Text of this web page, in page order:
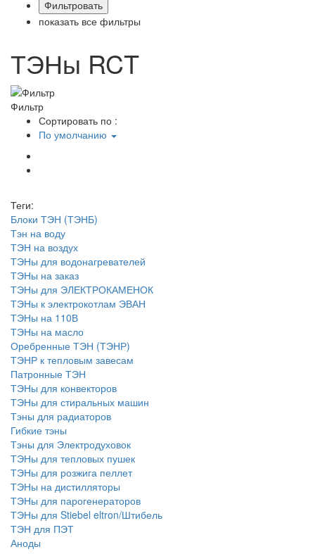
показать все фильтры
ТЭНы RCT
Фильтр
Сортировать по :
По умолчанию
Теги:
Блоки ТЭН (ТЭНБ)
Тэн на воду
ТЭН на воздух
ТЭНы для водонагревателей
ТЭНы на заказ
ТЭНы для ЭЛЕКТРОКАМЕНОК
ТЭНы к электрокотлам ЭВАН
ТЭНы на 110В
ТЭНы на масло
Оребренные ТЭН (ТЭНР)
ТЭНР к тепловым завесам
Патронные ТЭН
ТЭНы для конвекторов
ТЭНы для стиральных машин
Тэны для радиаторов
Гибкие тэны
Тэны для Электродуховок
ТЭНы для тепловых пушек
ТЭНы для розжига пеллет
ТЭНы на дистилляторы
ТЭНы для парогенераторов
ТЭНы для Stiebel eltron/Штибель
ТЭН для ПЭТ
Аноды